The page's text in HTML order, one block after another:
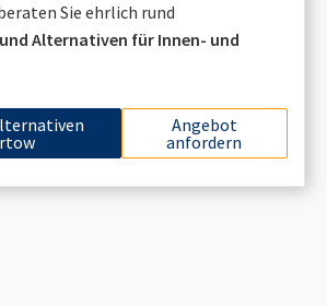
Sie ehrlich rund
Alternativen für Innen- und
Angebot
anfordern